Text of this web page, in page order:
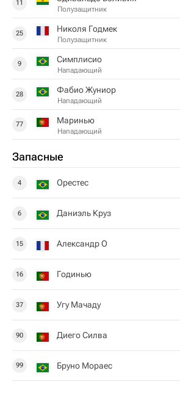
11
Полузащитник
25 Николя Годмек
Полузащитник
9 Симплисио
Нападающий
28 Фабио Жуниор
Нападающий
77 Маринью
Нападающий
Запасные
4 Орестес
6 Даниэль Круз
15 Александр О
16 Годинью
37 Угу Мачаду
90 Диего Силва
99 Бруно Мораес